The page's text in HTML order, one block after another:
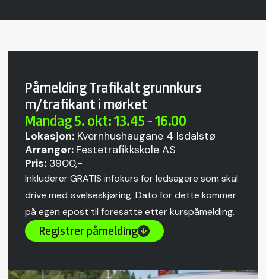
Påmelding Trafikalt grunnkurs
m/trafikant i mørket
Mandag 5. okt: 13.45 - 16.00
Lokasjon:Kvernhushaugane 4 Isdalstø
Arrangør: Festetrafikkskole AS
Pris: 3900,-
Inkluderer GRATIS infokurs for ledsagere som skal
drive med øvelseskjøring. Dato for dette kommer
på egen epost til foresatte etter kurspåmelding.
Registrer påmelding